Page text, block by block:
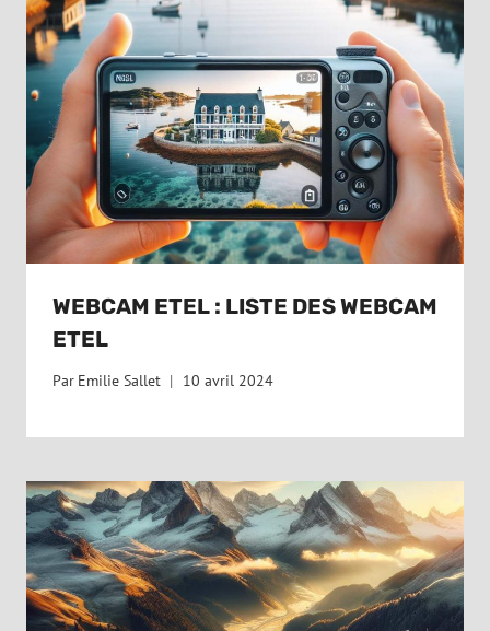
WEBCAM ETEL : LISTE DES WEBCAM
ETEL
Par Emilie Sallet 10 avril 2024